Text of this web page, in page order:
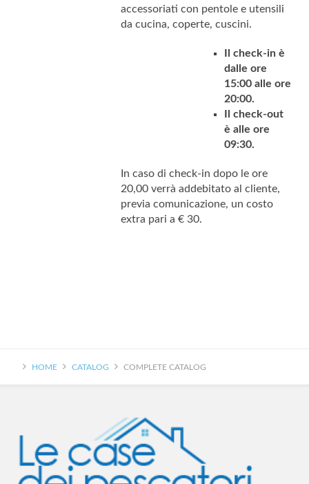
accessoriati con pentole e utensili
da cucina, coperte, cuscini.
Il check-in è
dalle ore
15:00 alle ore
20:00.
Il check-out
è alle ore
09:30.
In caso di check-in dopo le ore
20,00 verrà addebitato al cliente,
previa comunicazione, un costo
extra pari a € 30.
HOME CATALOG COMPLETE CATALOG